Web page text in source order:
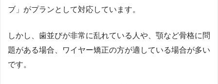
ブ」がプランとして対応しています。
しかし、歯並びが非常に乱れている人や、顎など骨格に問
題がある場合、ワイヤー矯正の方が適している場合が多い
です。